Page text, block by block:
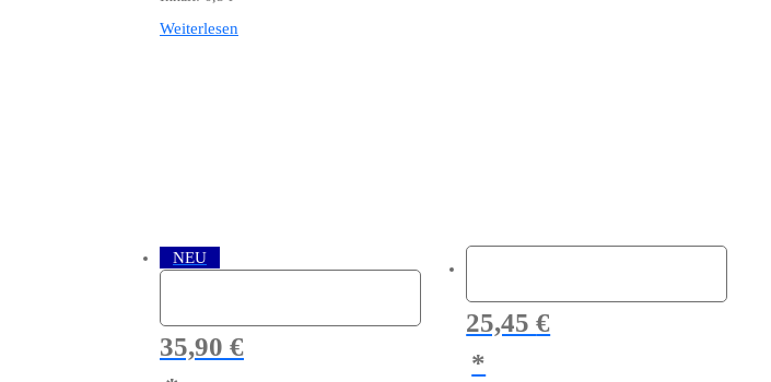
Weiterlesen
der
werden
NEU
35,90 €
25,45€